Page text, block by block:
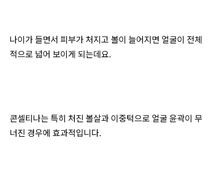
나이가 들면서 피부가 처지고 볼이 늘어지면 얼굴이 전체
적으로 넓어 보이게 되는데요.
콘셀티나는 특히 처진 볼살과 이중턱으로 얼굴 윤곽이 무
너진 경우에 효과적입니다.